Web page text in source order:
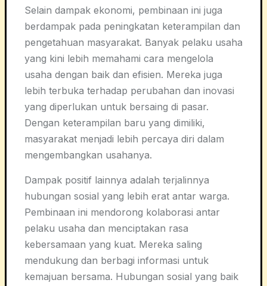
Selain dampak ekonomi, pembinaan ini juga
berdampak pada peningkatan keterampilan dan
pengetahuan masyarakat. Banyak pelaku usaha
yang kini lebih memahami cara mengelola
usaha dengan baik dan efisien. Mereka juga
lebih terbuka terhadap perubahan dan inovasi
yang diperlukan untuk bersaing di pasar.
Dengan keterampilan baru yang dimiliki,
masyarakat menjadi lebih percaya diri dalam
mengembangkan usahanya.
Dampak positif lainnya adalah terjalinnya
hubungan sosial yang lebih erat antar warga.
Pembinaan ini mendorong kolaborasi antar
pelaku usaha dan menciptakan rasa
kebersamaan yang kuat. Mereka saling
mendukung dan berbagi informasi untuk
kemajuan bersama. Hubungan sosial yang baik